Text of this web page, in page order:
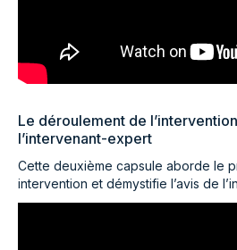
Le déroulement de
l’intervenant-expert
Cette deuxième capsule aborde le
intervention et démystifie l’avis de